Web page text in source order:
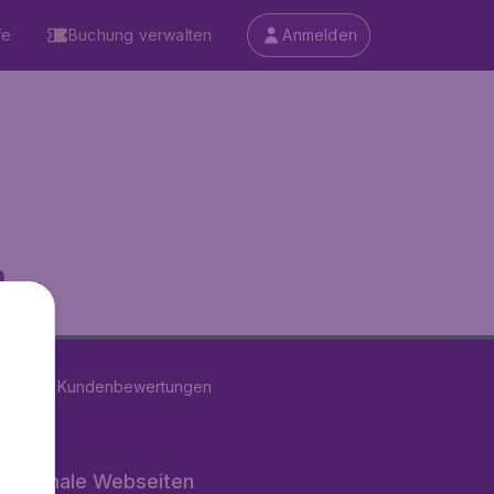
Buchung verwalten Anmelden
...
Kundenbewertungen
Webseiten